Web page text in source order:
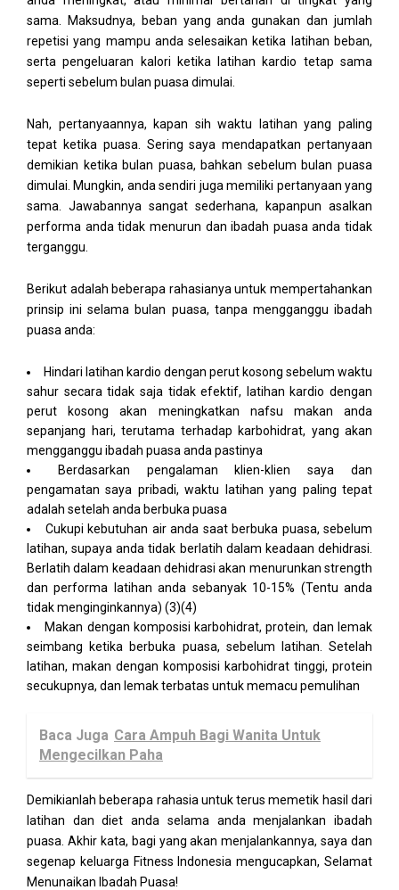
sama. Maksudnya, beban yang anda gunakan dan jumlah
repetisi yang mampu anda selesaikan ketika latihan beban,
serta pengeluaran kalori ketika latihan kardio tetap sama
seperti sebelum bulan puasa dimulai.
Nah, pertanyaannya, kapan sih waktu latihan yang paling
tepat ketika puasa. Sering saya mendapatkan pertanyaan
demikian ketika bulan puasa, bahkan sebelum bulan puasa
dimulai. Mungkin, anda sendiri juga memiliki pertanyaan yang
sama. Jawabannya sangat sederhana, kapanpun asalkan
performa anda tidak menurun dan ibadah puasa anda tidak
terganggu.
Berikut adalah beberapa rahasianya untuk mempertahankan
prinsip ini selama bulan puasa, tanpa mengganggu ibadah
puasa anda:
Hindari latihan kardio dengan perut kosong sebelum waktu
sahur secara tidak saja tidak efektif, latihan kardio dengan
perut kosong akan meningkatkan nafsu makan anda
sepanjang hari, terutama terhadap karbohidrat, yang akan
mengganggu ibadah puasa anda pastinya
Berdasarkan pengalaman klien-klien saya dan
pengamatan saya pribadi, waktu latihan yang paling tepat
adalah setelah anda berbuka puasa
Cukupi kebutuhan air anda saat berbuka puasa, sebelum
latihan, supaya anda tidak berlatih dalam keadaan dehidrasi.
Berlatih dalam keadaan dehidrasi akan menurunkan strength
dan performa latihan anda sebanyak 10-15% (Tentu anda
tidak menginginkannya) (3)(4)
Makan dengan komposisi karbohidrat, protein, dan lemak
seimbang ketika berbuka puasa, sebelum latihan. Setelah
latihan, makan dengan komposisi karbohidrat tinggi, protein
secukupnya, dan lemak terbatas untuk memacu pemulihan
Baca Juga Cara Ampuh Bagi Wanita Untuk
Mengecilkan Paha
Demikianlah beberapa rahasia untuk terus memetik hasil dari
latihan dan diet anda selama anda menjalankan ibadah
puasa. Akhir kata, bagi yang akan menjalankannya, saya dan
segenap keluarga Fitness Indonesia mengucapkan, Selamat
Menunaikan Ibadah Puasa!